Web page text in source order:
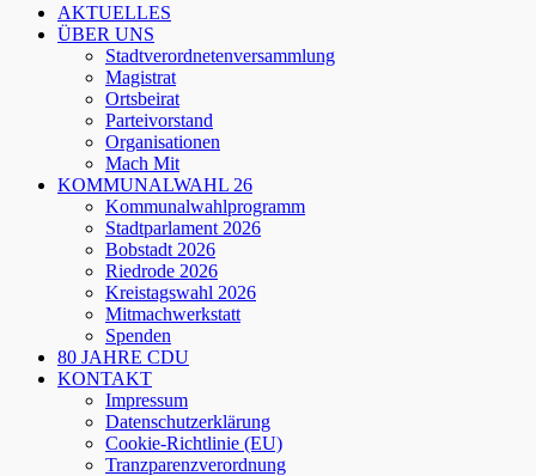
AKTUELLES
ÜBER UNS
Stadtverordnetenversammlung
Magistrat
Ortsbeirat
Parteivorstand
Organisationen
Mach Mit
KOMMUNALWAHL 26
Kommunalwahlprogramm
Stadtparlament 2026
Bobstadt 2026
Riedrode 2026
Kreistagswahl 2026
Mitmachwerkstatt
Spenden
80 JAHRE CDU
KONTAKT
Impressum
Datenschutzerklärung
Cookie-Richtlinie (EU)
Tranzparenzverordnung